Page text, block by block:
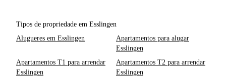
Tipos de propriedade em Esslingen
Alugueres em Esslingen
Apartamentos para alugar
Esslingen
Apartamentos T1 para arrendar
Esslingen
Apartamentos T2 para arrendar
Esslingen